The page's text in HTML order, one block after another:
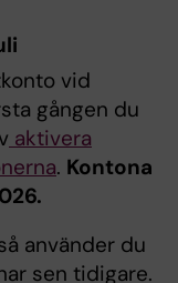
vid
gången du
aktivera
. Kontona
använder du
sen tidigare.